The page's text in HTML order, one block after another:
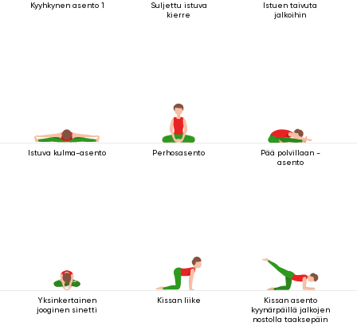
Kyyhkynen asento 1
Suljettu istuva
kierre
Istuen taivuta
jalkoihin
Istuva kulma-asento Perhosasento
Pää polvillaan -
asento
Yksinkertainen
jooginen sinetti
Kissan liike
Kissan asento
kyynärpäillä jalkojen
nostolla taaksepäin